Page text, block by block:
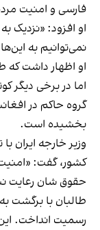
فارسی و امنیت
او افزود:
نمی‌توانیم به
او اظهار داشت که
اما در برخی دیگر
گروه حاکم در
بخشیده است.
وزیر خارجه ایران
کشور، گفت:
حقوق شان رعایت
طالبان با برگشت
رسمیت انداخت.